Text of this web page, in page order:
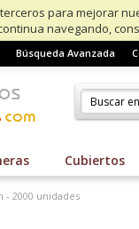
para mejorar
navegando,
Búsqueda Avanzada
Cubiertos
- 2000 unidades